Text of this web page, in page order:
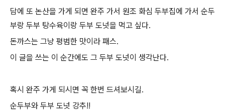
담에 또 논산을 가게 되면 완주 가서 원조 화심 두부집에 가서 순두
부랑 두부 탕수육이랑 두부 도넛을 먹고 싶다.
돈까스는 그냥 평범한 맛이라 패스.
이 글을 쓰는 이 순간에도 그 두부 도넛이 생각난다.
혹시 완주 가게 되시면 꼭 한번 드셔보시길.
순두부와 두부 도넛 강추!!